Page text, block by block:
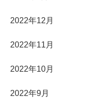
2022年12月
2022年11月
2022年10月
2022年9月